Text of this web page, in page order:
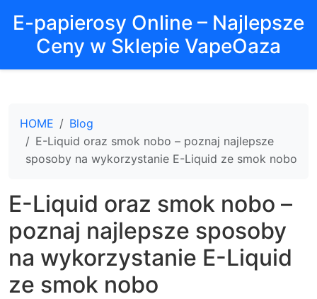
E-papierosy Online – Najlepsze
Ceny w Sklepie VapeOaza
HOME
Blog
E-Liquid oraz smok nobo – poznaj najlepsze
sposoby na wykorzystanie E-Liquid ze smok nobo
E-Liquid oraz smok nobo –
poznaj najlepsze sposoby
na wykorzystanie E-Liquid
ze smok nobo